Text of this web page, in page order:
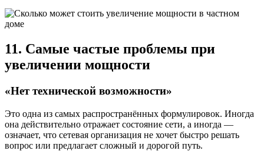
11. Самые частые проблемы при
увеличении мощности
«Нет технической возможности»
Это одна из самых распространённых формулировок. Иногда
она действительно отражает состояние сети, а иногда —
означает, что сетевая организация не хочет быстро решать
вопрос или предлагает сложный и дорогой путь.